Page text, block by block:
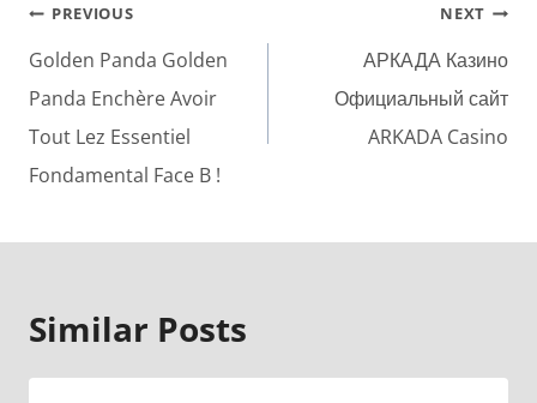
Post
navigation
PREVIOUS
Golden Panda Golden
Panda Enchère Avoir
Tout Lez Essentiel
Fondamental Face B !
NEXT
АРКАДА Казино
Официальный сайт
ARKADA Casino
Similar Posts